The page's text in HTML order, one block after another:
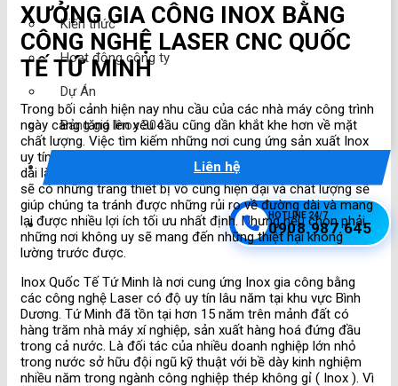
Kiến thức
Hoạt động công ty
Dự Án
Bảng giá Inox 304
Liên hệ
HOTLINE 24/7
0908.987.645
XƯỞNG GIA CÔNG INOX BẰNG
CÔNG NGHỆ LASER CNC QUỐC
TẾ TỨ MINH
Trong bối cảnh hiện nay nhu cầu của các nhà máy công trình
ngày càng tăng lên yêu cầu cũng dần khắt khe hơn về mặt
chất lượng. Việc tìm kiếm những nơi cung ứng sản xuất Inox
uy tín bằng những công nghệ Laser hiện đại để hợp tác lâu
dài là điều vô cùng khó khăn. Những đơn vị cung ứng Inox lớn
sẽ có những trang thiết bị vô cũng hiện đại và chất lượng sẽ
giúp chúng ta tránh được những rủi ro về đường dài và mang
lại được nhiều lợi ích tối ưu nhất định. Nhưng nếu chọn phải
những nơi không uy sẽ mang đến những thiệt hại không
lường trước được.
Inox Quốc Tế Tứ Minh là nơi cung ứng Inox gia công bằng
các công nghệ Laser có độ uy tín lâu năm tại khu vực Bình
Dương. Tứ Minh đã tồn tại hơn 15 năm trên mảnh đất có
hàng trăm nhà máy xí nghiệp, sản xuất hàng hoá đứng đầu
trong cả nước. Là đối tác của nhiều doanh nghiệp lớn nhỏ
trong nước sở hữu đội ngũ kỹ thuật với bề dày kinh nghiệm
nhiều năm trong ngành công nghiệp thép không gỉ ( Inox ). Vì